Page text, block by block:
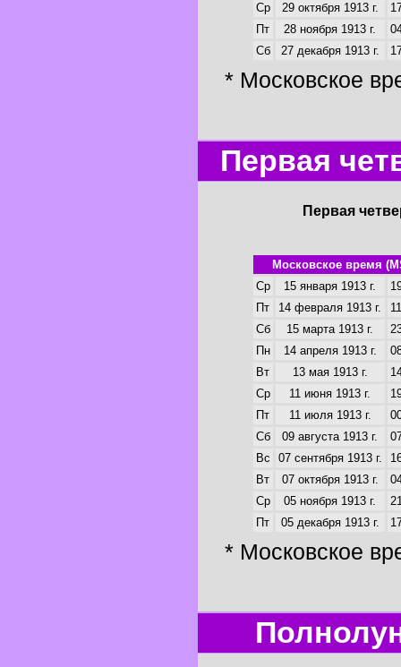
Ср
29 октября 1913 г.
Пт
28 ноября 1913 г.
Сб
27 декабря 1913 г.
* Московское
Первая
Первая
Московское время
Ср
15 января 1913 г.
Пт
14 февраля 1913 г.
Сб
15 марта 1913 г.
Пн
14 апреля 1913 г.
Вт
13 мая 1913 г.
Ср
11 июня 1913 г.
Пт
11 июля 1913 г.
Сб
09 августа 1913 г.
Вс
07 сентября 1913 г.
Вт
07 октября 1913 г.
Ср
05 ноября 1913 г.
Пт
05 декабря 1913 г.
* Московское